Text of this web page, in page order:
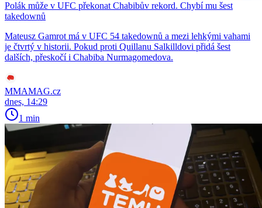
Polák může v UFC překonat Chabibův rekord. Chybí mu šest
takedownů
Mateusz Gamrot má v UFC 54 takedownů a mezi lehkými vahami
je čtvrtý v historii. Pokud proti Quillanu Salkilldovi přidá šest
dalších, přeskočí i Chabiba Nurmagomedova.
MMAMAG.cz
dnes, 14:29
1 min